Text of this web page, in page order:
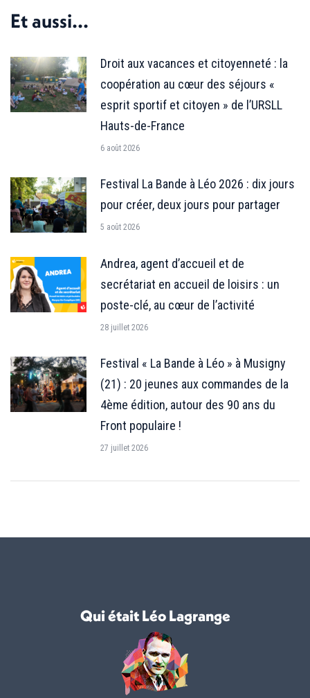
Et aussi...
Droit aux vacances et citoyenneté : la
coopération au cœur des séjours «
esprit sportif et citoyen » de l’URSLL
Hauts-de-France
6 août 2026
Festival La Bande à Léo 2026 : dix jours
pour créer, deux jours pour partager
5 août 2026
Andrea, agent d’accueil et de
secrétariat en accueil de loisirs : un
poste-clé, au cœur de l’activité
28 juillet 2026
Festival « La Bande à Léo » à Musigny
(21) : 20 jeunes aux commandes de la
4ème édition, autour des 90 ans du
Front populaire !
27 juillet 2026
Qui était Léo Lagrange